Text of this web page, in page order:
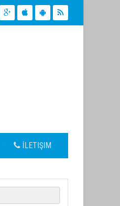
İLETIŞIM